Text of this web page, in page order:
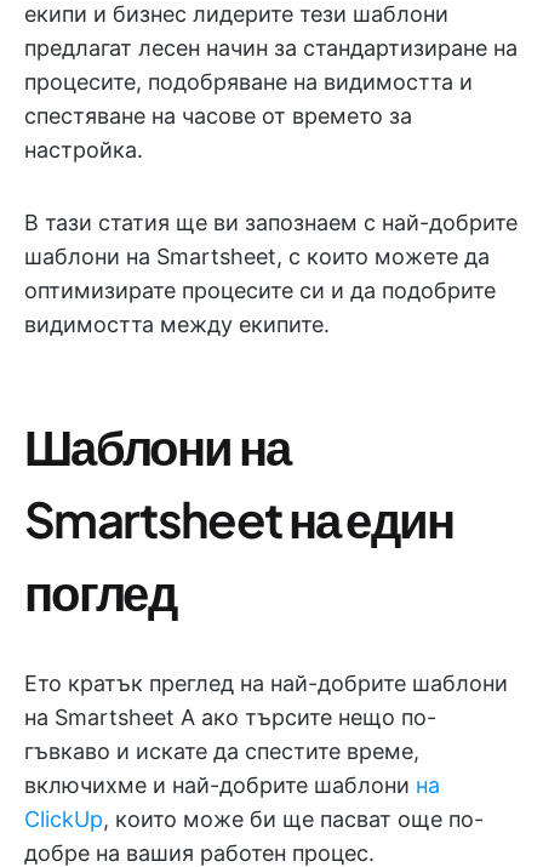
екипи и бизнес лидерите тези шаблони
предлагат лесен начин за стандартизиране на
процесите, подобряване на видимостта и
спестяване на часове от времето за
настройка.
В тази статия ще ви запознаем с най-добрите
шаблони на Smartsheet, с които можете да
оптимизирате процесите си и да подобрите
видимостта между екипите.
Шаблони на
Smartsheet на един
поглед
Ето кратък преглед на най-добрите шаблони
на Smartsheet А ако търсите нещо по-
гъвкаво и искате да спестите време,
включихме и най-добрите шаблони на
ClickUp, които може би ще пасват още по-
добре на вашия работен процес.